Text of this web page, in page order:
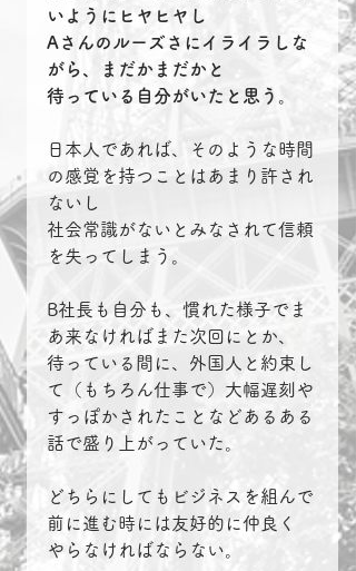
いようにヒヤヒヤし
Aさんのルーズさにイライラしな
がら、まだかまだかと
待っている自分がいたと思う。
日本人であれば、そのような時間
の感覚を持つことはあまり許され
ないし
社会常識がないとみなされて信頼
を失ってしまう。
B社長も自分も、慣れた様子でま
あ来なければまた次回にとか、
待っている間に、外国人と約束し
て（もちろん仕事で）大幅遅刻や
すっぽかされたことなどあるある
話で盛り上がっていた。
どちらにしてもビジネスを組んで
前に進む時には友好的に仲良く
やらなければならない。